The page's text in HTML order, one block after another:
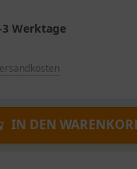
3 Werktage
IN DEN